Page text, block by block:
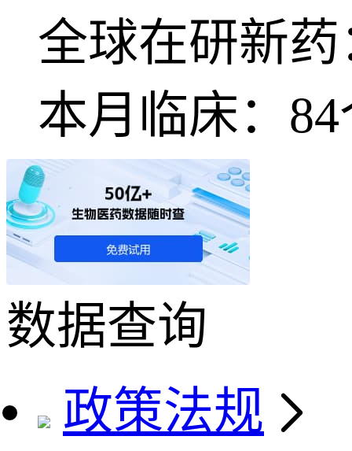
全球在研新药
本月临床： 84
数据查询
政策法规